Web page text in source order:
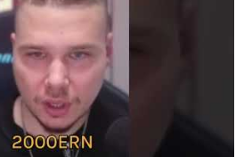
zur ewigen
wie ein Fisch das Wasser. Und nichts
vor 11 Stunden zu:
Deutschland ist ein demokratischer